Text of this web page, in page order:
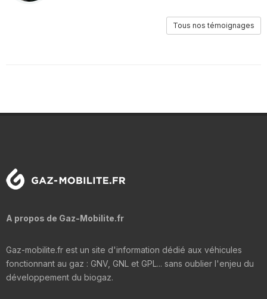
Tous nos témoignages
A propos de Gaz-Mobilite.fr
Gaz-mobilite.fr est un site d'information dédié aux véhicules
fonctionnant au gaz : GNV, GNL et GPL... sans oublier l'enjeu du
développement du biogaz.